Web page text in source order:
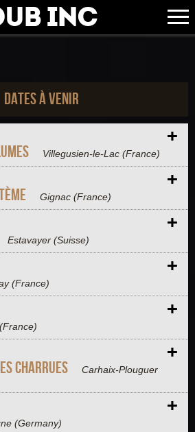
Inc
Dates à venir
Villegusien-le-Lac (France) +
Gignac (France) +
Estavayer (Suisse) +
(France) +
(France) +
Charrues
Carhaix-Plouguer
+
(Germany) +